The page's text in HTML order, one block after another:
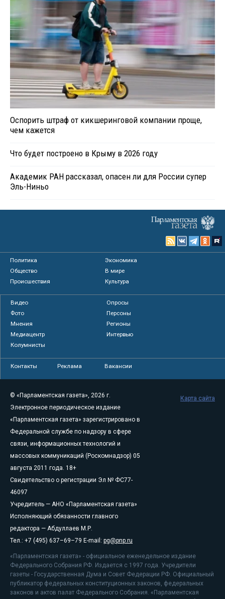
Оспорить штраф от кикшеринговой компании проще,
чем кажется
Что будет построено в Крыму в 2026 году
Академик РАН рассказал, опасен ли для России супер
Эль-Ниньо
Политика
Экономика
Общество
В мире
Происшествия
Культура
Видео
Опросы
Фото
Персоны
Мнения
Регионы
Медиацентр
Интервью
Колумнисты
Контакты Реклама Вакансии
© «Парламентская газета», 2026 г.
Электронное периодическое издание
«Парламентская газета» зарегистрировано в
Федеральной службе по надзору в сфере
связи, информационных технологий и
массовых коммуникаций (Роскомнадзор) 05
августа 2011 года. 18+
Свидетельство о регистрации Эл № ФС77-
46097
Учредитель — АНО «Парламентская газета»
Исполняющий обязанности главного
редактора — Абдуллаев М.Р.
Тел.: +7 (495) 637–69–79 E-mail: pg@pnp.ru
«Парламентская газета» - официальное еженедельное издание
Федерального Собрания РФ. Издается с 1997 года. Учредители
газеты - Государственная Дума и Совет Федерации РФ. Официальный
публикатор федеральных конституционных законов, федеральных
законов и актов палат Федерального Собрания. «Парламентская
Карта сайта